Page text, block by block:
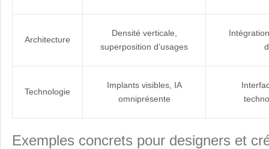
Architecture
Densité verticale,
superposition d’usages
Technologie
Implants visibles, IA
omniprésente
Exemples concrets pour designers et